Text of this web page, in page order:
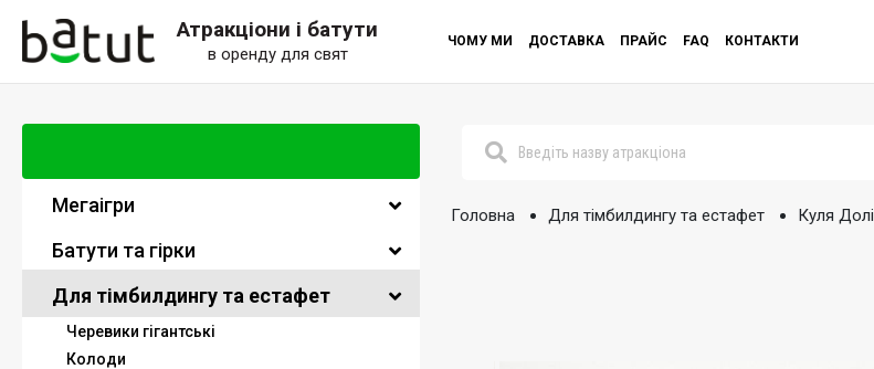
Атракціони і батути
в оренду для свят
ЧОМУ МИ ДОСТАВКА ПРАЙС FAQ КОНТАКТИ
Мегаігри
Батути та гірки
Для тімбилдингу та естафет
Черевики гігантські
Колоди
Головна Для тімбилдингу та естафет Куля Долі